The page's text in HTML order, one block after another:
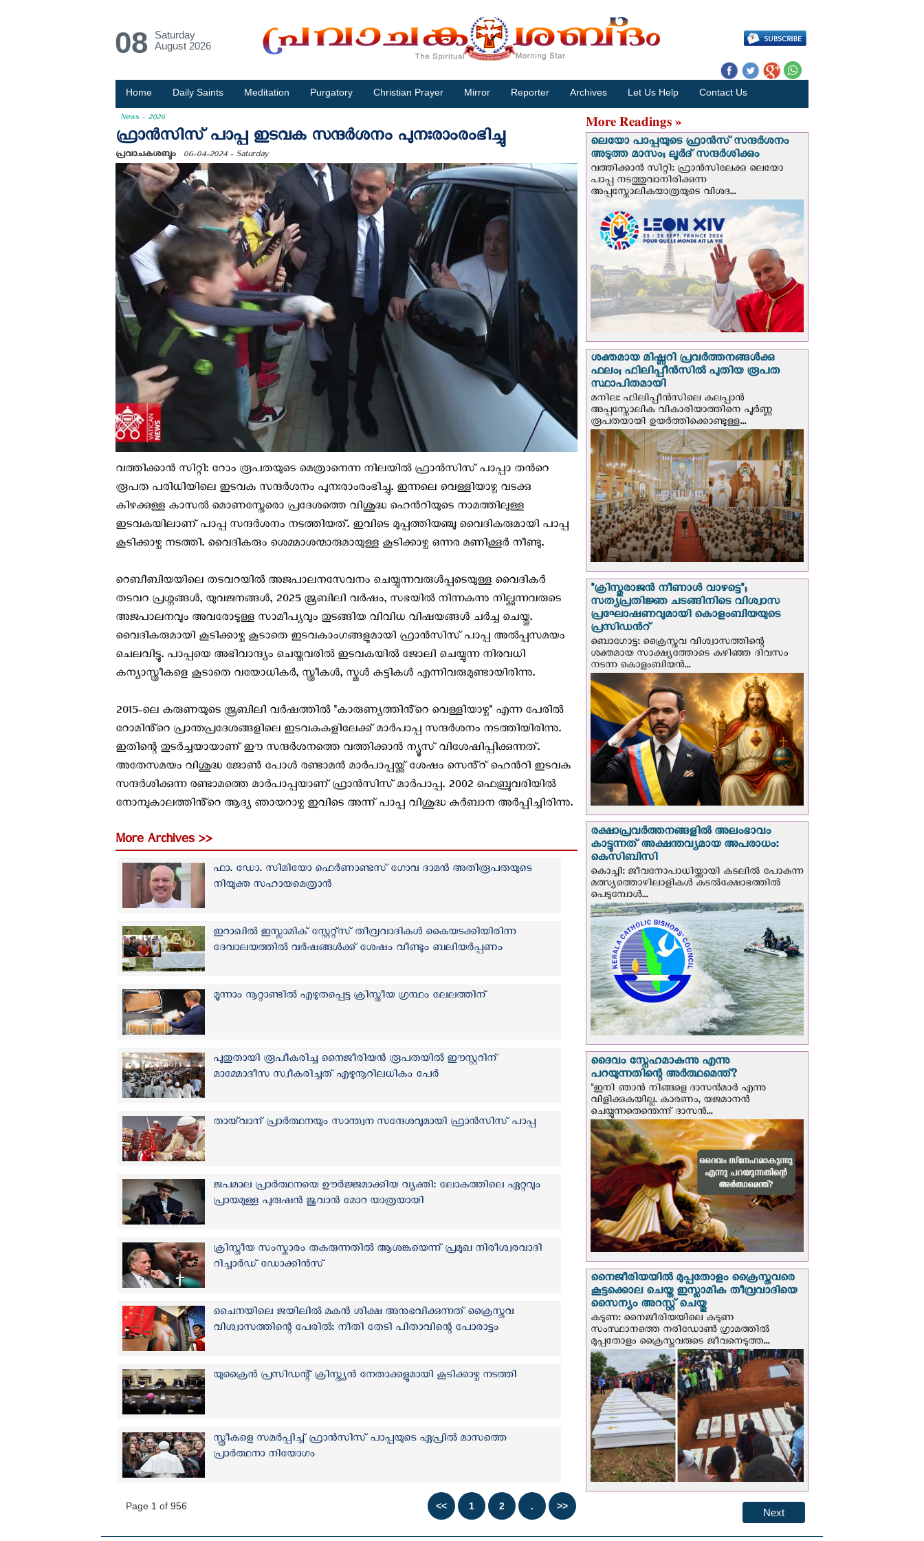
08
Saturday
August 2026
Home Daily Saints Meditation Purgatory Christian Prayer Mirror Reporter Archives Let Us Help Contact Us
News - 2026
ഫ്രാൻസിസ് പാപ്പ ഇടവക സന്ദർശനം പുനഃരാംരംഭിച്ചു
പ്രവാചകശബ്ദം 06-04-2024 - Saturday
വത്തിക്കാന്‍ സിറ്റി: റോം രൂപതയുടെ മെത്രാനെന്ന നിലയിൽ ഫ്രാൻസിസ് പാപ്പാ തൻറെ
രൂപത പരിധിയിലെ ഇടവക സന്ദർശനം പുനഃരാംരംഭിച്ചു. ഇന്നലെ വെള്ളിയാഴ്ച വടക്കു
കിഴക്കുള്ള കാസൽ മൊണസ്തേരൊ പ്രദേശത്തെ വിശുദ്ധ ഹെൻറിയുടെ നാമത്തിലുള്ള
ഇടവകയിലാണ് പാപ്പ സന്ദര്‍ശനം നടത്തിയത്. ഇവിടെ മുപ്പത്തിയഞ്ചു വൈദികരുമായി പാപ്പ
കൂടിക്കാഴ്ച നടത്തി. വൈദികരും ശെമ്മാശന്മാരുമായുള്ള കൂടിക്കാഴ്ച ഒന്നര മണിക്കൂര്‍ നീണ്ടു.
റെബീബിയയിലെ തടവറയിൽ അജപാലനസേവനം ചെയ്യുന്നവരുൾപ്പടെയുള്ള വൈദികർ
തടവറ പ്രശ്നങ്ങൾ, യുവജനങ്ങള്‍, 2025 ജൂബിലി വർഷം, സഭയിൽ നിന്നകന്നു നില്ക്കുന്നവരുടെ
അജപാലനവും അവരോടുള്ള സാമീപ്യവും തുടങ്ങിയ വിവിധ വിഷയങ്ങള്‍ ചർച്ച ചെയ്തു.
വൈദികരുമായി കൂടിക്കാഴ്ച കൂടാതെ ഇടവകാംഗങ്ങളുമായി ഫ്രാന്‍സിസ് പാപ്പ അല്‍പ്പസമയം
ചെലവിട്ടു. പാപ്പയെ അഭിവാന്ദ്യം ചെയ്തവരില്‍ ഇടവകയിൽ ജോലി ചെയ്യുന്ന നിരവധി
കന്യാസ്ത്രീകളെ കൂടാതെ വയോധികര്‍, സ്ത്രീകൾ, സ്കൂൾ കുട്ടികൾ എന്നിവരുമുണ്ടായിരിന്നു.
2015-ലെ കരുണയുടെ ജൂബിലി വര്‍ഷത്തില്‍ "കാരുണ്യത്തിൻ്റെ വെള്ളിയാഴ്ച" എന്ന പേരില്‍
റോമിൻ്റെ പ്രാന്തപ്രദേശങ്ങളിലെ ഇടവകകളിലേക്ക് മാർപാപ്പ സന്ദര്‍ശനം നടത്തിയിരിന്നു.
ഇതിന്റെ തുടര്‍ച്ചയായാണ് ഈ സന്ദര്‍ശനത്തെ വത്തിക്കാന്‍ ന്യൂസ് വിശേഷിപ്പിക്കുന്നത്.
അതേസമയം വിശുദ്ധ ജോൺ പോൾ രണ്ടാമൻ മാർപാപ്പയ്ക്ക് ശേഷം സെൻ്റ് ഹെൻറി ഇടവക
സന്ദർശിക്കുന്ന രണ്ടാമത്തെ മാർപാപ്പയാണ് ഫ്രാൻസിസ് മാർപാപ്പ. 2002 ഫെബ്രുവരിയിൽ
നോമ്പുകാലത്തിൻ്റെ ആദ്യ ഞായറാഴ്ച ഇവിടെ അന്ന് പാപ്പ വിശുദ്ധ കുര്‍ബാന അര്‍പ്പിച്ചിരിന്നു.
More Archives >>
ഫാ. ഡോ. സിമിയോ ഫെര്‍ണാണ്ടസ് ഗോവ ദാമൻ അതിരൂപതയുടെ
നിയുക്ത സഹായമെത്രാന്‍
ഇറാഖില്‍ ഇസ്ലാമിക് സ്റ്റേറ്റ്സ് തീവ്രവാദികള്‍ കൈയടക്കിയിരിന്ന
ദേവാലയത്തില്‍ വര്‍ഷങ്ങള്‍ക്ക് ശേഷം വീണ്ടും ബലിയര്‍പ്പണം
മൂന്നാം നൂറ്റാണ്ടില്‍ എഴുതപ്പെട്ട ക്രിസ്തീയ ഗ്രന്ഥം ലേലത്തിന്
പുതുതായി രൂപീകരിച്ച നൈജീരിയന്‍ രൂപതയില്‍ ഈസ്റ്ററിന്
മാമ്മോദീസ സ്വീകരിച്ചത് എഴുനൂറിലധികം പേര്‍
തായ്‌വാന് പ്രാര്‍ത്ഥനയും സാന്ത്വന സന്ദേശവുമായി ഫ്രാന്‍സിസ് പാപ്പ
ജപമാല പ്രാര്‍ത്ഥനയെ ഊര്‍ജ്ജമാക്കിയ വ്യക്തി: ലോകത്തിലെ ഏറ്റവും
പ്രായമുള്ള പുരുഷൻ ജുവാൻ മോറ യാത്രയായി
ക്രിസ്തീയ സംസ്കാരം തകരുന്നതിൽ ആശങ്കയെന്ന് പ്രമുഖ നിരീശ്വരവാദി
റിച്ചാർഡ് ഡോക്കിൻസ്
ചൈനയിലെ ജയിലിൽ മകന്‍ ശിക്ഷ അനുഭവിക്കുന്നത് ക്രൈസ്തവ
വിശ്വാസത്തിന്റെ പേരിൽ: നീതി തേടി പിതാവിന്റെ പോരാട്ടം
യുക്രൈന്‍ പ്രസിഡന്റ് ക്രിസ്ത്യന്‍ നേതാക്കളുമായി കൂടിക്കാഴ്ച നടത്തി
സ്ത്രീകളെ സമര്‍പ്പിച്ച് ഫ്രാന്‍സിസ് പാപ്പയുടെ ഏപ്രില്‍ മാസത്തെ
പ്രാര്‍ത്ഥനാ നിയോഗം
Page 1 of 956
More Readings »
ലെയോ പാപ്പയുടെ ഫ്രാന്‍സ് സന്ദര്‍ശനം
അടുത്ത മാസം; ലൂര്‍ദ് സന്ദര്‍ശിക്കും
വത്തിക്കാന്‍ സിറ്റി: ഫ്രാൻസിലേക്കു ലെയോ
പാപ്പ നടത്തുവാനിരിക്കുന്ന
അപ്പസ്തോലികയാത്രയുടെ വിശദ...
ശക്തമായ മിഷ്ണറി പ്രവർത്തനങ്ങൾക്കു
ഫലം; ഫിലിപ്പീൻസിൽ പുതിയ രൂപത
സ്ഥാപിതമായി
മനില: ഫിലിപ്പീൻസിലെ കലപ്പാൻ
അപ്പസ്തോലിക വികാരിയാത്തിനെ പൂർണ്ണ
രൂപതയായി ഉയർത്തിക്കൊണ്ടുള്ള...
"ക്രിസ്തുരാജന്‍ നീണാള്‍ വാഴട്ടെ";
സത്യപ്രതിജ്ഞ ചടങ്ങിനിടെ വിശ്വാസ
പ്രഘോഷണവുമായി കൊളംബിയയുടെ
പ്രസിഡന്‍റ്
ബൊഗോട്ട: ക്രൈസ്തവ വിശ്വാസത്തിന്റെ
ശക്തമായ സാക്ഷ്യത്തോടെ കഴിഞ്ഞ ദിവസം
നടന്ന കൊളംബിയന്‍...
രക്ഷാപ്രവര്‍ത്തനങ്ങളില്‍ അലംഭാവം
കാട്ടുന്നത് അക്ഷന്തവ്യമായ അപരാധം:
കെസിബിസി
കൊച്ചി: ജീവനോപാധിയ്ക്കായി കടലില്‍ പോകുന്ന
മത്സ്യത്തൊഴിലാളികള്‍ കടല്‍ക്ഷോഭത്തില്‍
പെടുമ്പോള്‍...
ദൈവം സ്നേഹമാകുന്നു എന്നു
പറയുന്നതിന്റെ അർത്ഥമെന്ത്?
"ഇനി ഞാന്‍ നിങ്ങളെ ദാസന്‍മാര്‍ എന്നു
വിളിക്കുകയില്ല. കാരണം, യജമാനന്‍
ചെയ്യുന്നതെന്തെന്ന് ദാസന്‍...
നൈജീരിയയില്‍ മുപ്പതോളം ക്രൈസ്തവരെ
കൂട്ടക്കൊല ചെയ്ത ഇസ്ലാമിക തീവ്രവാദിയെ
സൈന്യം അറസ്റ്റ് ചെയ്തു
കടുണ: നൈജീരിയയിലെ കടുണ
സംസ്ഥാനത്തെ നരിഡോൺ ഗ്രാമത്തിൽ
മുപ്പതോളം ക്രൈസ്തവരുടെ ജീവനെടുത്ത...
Next